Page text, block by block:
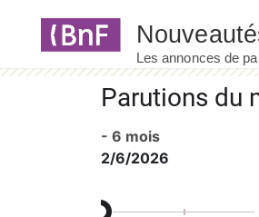
Parutions du
- 6 mois
2/6/2026